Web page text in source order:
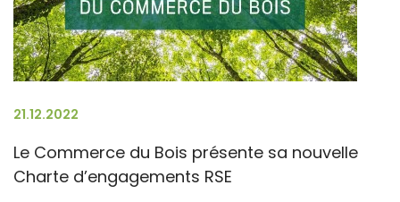
21.12.2022
Le Commerce du Bois présente sa nouvelle
Charte d’engagements RSE